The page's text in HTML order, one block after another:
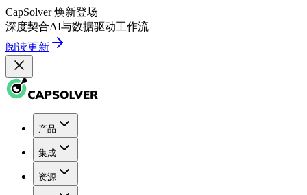
CapSolver 焕新登场
深度契合AI与数据驱动工作流
阅读更新
产品
集成
资源